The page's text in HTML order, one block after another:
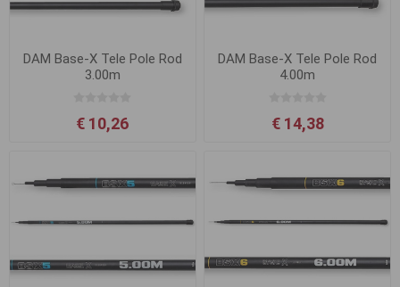
DAM Base-X Tele Pole Rod
3.00m
€ 10,26
DAM Base-X Tele Pole Rod
4.00m
€ 14,38